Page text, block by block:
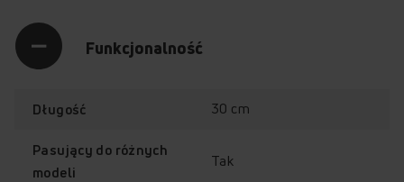
Funkcjonalność
Długość 30 cm
Pasujący do różnych
modeli
Tak